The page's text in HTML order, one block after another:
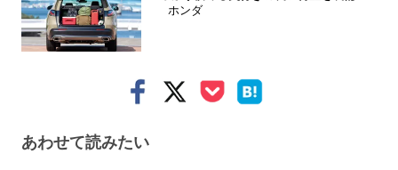
ホンダ
あわせて読みたい